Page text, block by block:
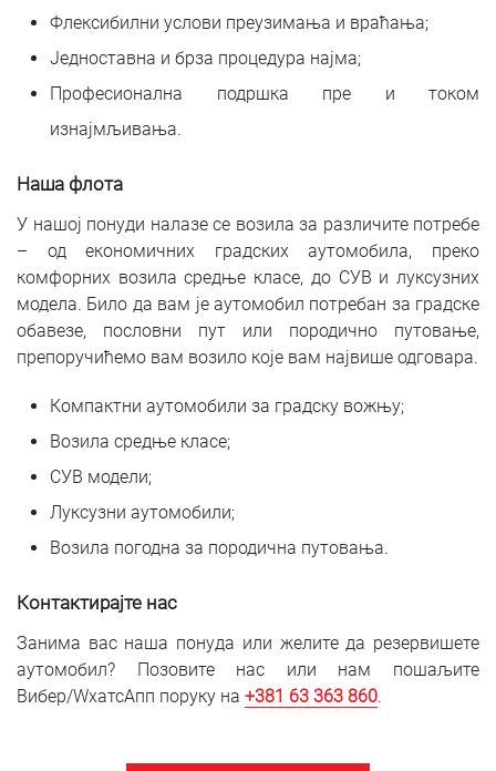
Флексибилни услови преузимања и враћања;
Једноставна и брза процедура најма;
Професионална подршка пре и током
изнајмљивања.
Наша флота
У нашој понуди налазе се возила за различите потребе
– од економичних градских аутомобила, преко
комфорних возила средње класе, до СУВ и луксузних
модела. Било да вам је аутомобил потребан за градске
обавезе, пословни пут или породично путовање,
препоручићемо вам возило које вам највише одговара.
Компактни аутомобили за градску вожњу;
Возила средње класе;
СУВ модели;
Луксузни аутомобили;
Возила погодна за породична путовања.
Контактирајте нас
Занима вас наша понуда или желите да резервишете
аутомобил? Позовите нас или нам пошаљите
Вибер/WхатсАпп поруку на +381 63 363 860.